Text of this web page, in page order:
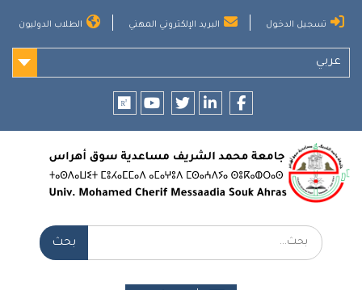
تسجيل الدخول البريد الإلكتروني المهني الطلاب الدوليون
عربي
بحث: